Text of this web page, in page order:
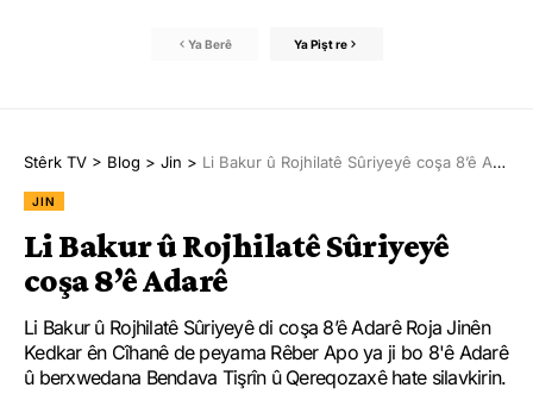
Ya Berê Ya Pişt re
Stêrk TV > Blog > Jin > Li Bakur û Rojhilatê Sûriyeyê coşa 8’ê Adarê
JIN
Li Bakur û Rojhilatê Sûriyeyê
coşa 8’ê Adarê
Li Bakur û Rojhilatê Sûriyeyê di coşa 8’ê Adarê Roja Jinên
Kedkar ên Cîhanê de peyama Rêber Apo ya ji bo 8'ê Adarê
û berxwedana Bendava Tişrîn û Qereqozaxê hate silavkirin.